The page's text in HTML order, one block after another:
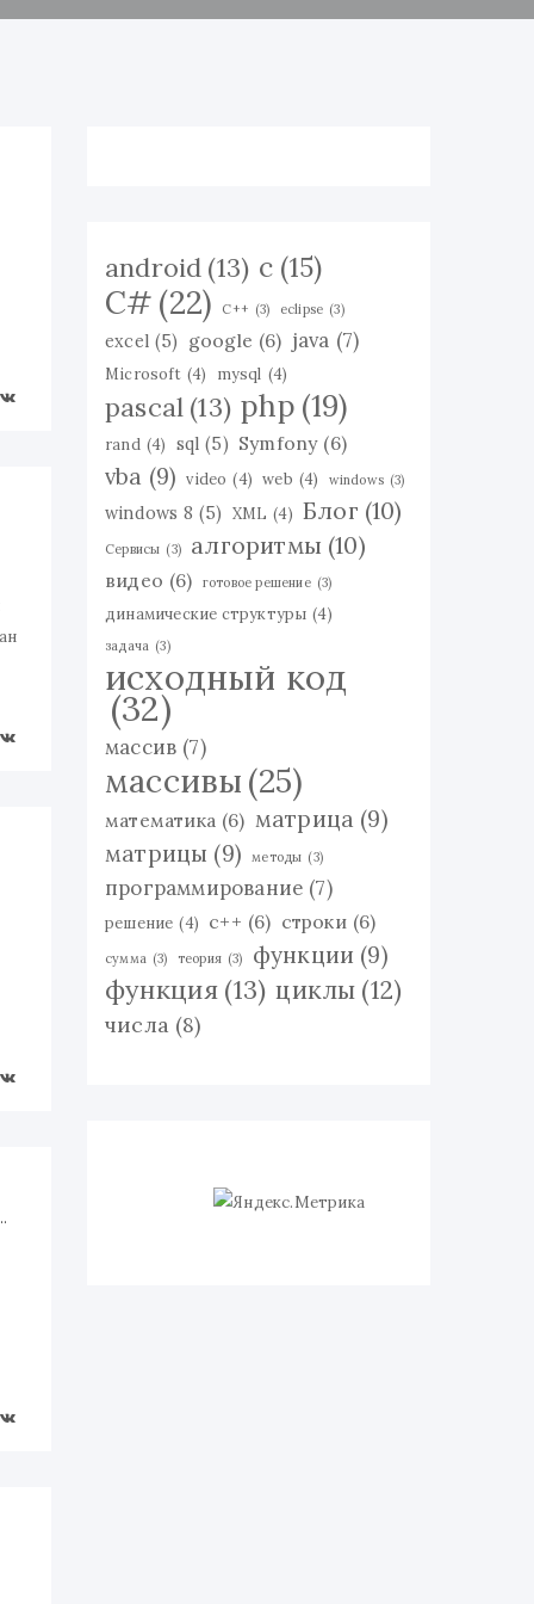
ИСПОЛЬЗОВАНИЕМ ACCEL-REDIRECT
android (13) c (15)
C# (22) C++ (3) eclipse (3)
excel (5) google (6) java (7)
Microsoft (4) mysql (4)
pascal (13) php (19)
rand (4) sql (5) Symfony (6)
vba (9) video (4) web (4) windows (3)
windows 8 (5) XML (4) Блог (10)
Сервисы (3) алгоритмы (10)
видео (6) готовое решение (3)
динамические структуры (4)
задача (3)
исходный код
(32)
массив (7)
массивы (25)
математика (6) матрица (9)
матрицы (9) методы (3)
программирование (7)
решение (4) с++ (6) строки (6)
сумма (3) теория (3) функции (9)
функция (13) циклы (12)
числа (8)